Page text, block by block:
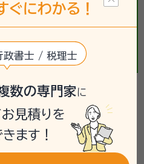
】の相談事例
い相続」で過去にお受けした
特定されないよう匿名化・一
ぐにわかる！
政書士 / 税理士
数の専門家に
見積りを
ます！